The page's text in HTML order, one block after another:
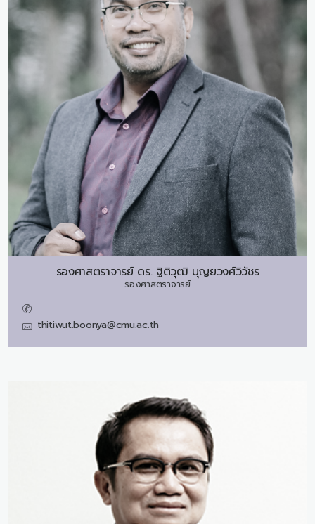
รองศาสตราจารย์ ดร. ฐิติวุฒิ บุญยวงศ์วิวัชร
รองศาสตราจารย์
thitiwut.boonya@cmu.ac.th